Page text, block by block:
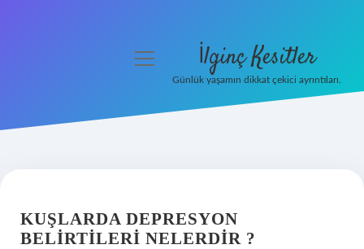
Hakkımızda
menüyü
İlginç Kesitler
Günlük yaşamın dikkat çekici ayrıntıları.
KUŞLARDA DEPRESYON
BELIRTILERI NELERDIR ?